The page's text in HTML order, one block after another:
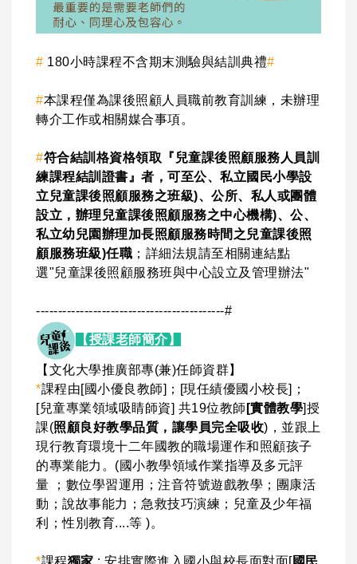
# 180小時課程不含期末測驗與結訓典禮#
#本課程僅為課後照顧人員職前教育訓練，未辦理
轉介工作或相關媒合事項。
#符合結訓格資格領取『兒童課後照顧服務人員訓
練課程結訓證書』者，可至公、私立國民小學設
立兒童課後照顧服務之班級)、公所、私人或團體
設立，辦理兒童課後照顧服務之中心機構)、公、
私立幼兒園辦理加長照顧服務時間之兒童課後照
顧服務班級)任職 ；詳細法規請至相關連結點
選"兒童課後照顧服務班與中心設立及管理辦法"
-------------------------------------------#
【授課老師簡介】
【文化大學推廣部專(兼)任師資群】
*課程由[國小優良教師]；[現任績優國小校長]；
[兒童專業領域吸睛師資] 共19位教師 [實體教學]授
課(照顧良好教學品質，讓學員完全吸收)，並跟上
現行教育環境十二年國教的職場運作和照顧孩子
的專業能力。(國小教學領域作業指導及多元評
量 ；數位學習運用；注音符號遊戲教學；團康活
動；說故事能力；急救技巧演練；兒童及少年福
利；性別教育....等 )。
*課程獨家 : 安排實際進入國小與校長面對面[國民